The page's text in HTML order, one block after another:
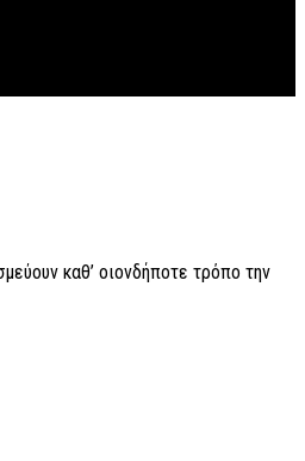
καθ’ οιονδήποτε τρόπο την